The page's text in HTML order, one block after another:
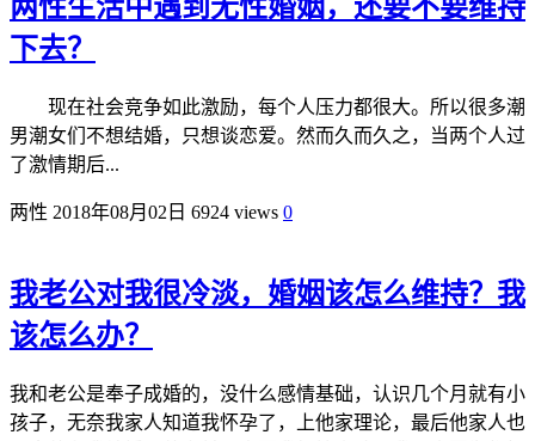
两性生活中遇到无性婚姻，还要不要维持
下去？
现在社会竞争如此激励，每个人压力都很大。所以很多潮
男潮女们不想结婚，只想谈恋爱。然而久而久之，当两个人过
了激情期后...
两性 2018年08月02日 6924 views 0
我老公对我很冷淡，婚姻该怎么维持？我
该怎么办？
我和老公是奉子成婚的，没什么感情基础，认识几个月就有小
孩子，无奈我家人知道我怀孕了，上他家理论，最后他家人也